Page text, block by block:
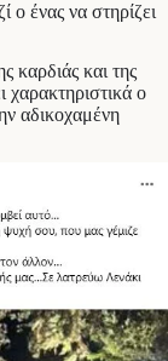
ένας να στηρίζει
καρδιάς και της
ο
αδικοχαμένη